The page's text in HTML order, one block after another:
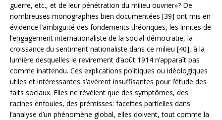
guerre, etc., et de leur pénétration du milieu ouvrier»? De
nombreuses monographies bien documentées [39] ont mis en
évidence l’ambiguïté des fondements théoriques, les limites de
l’engagement internationaliste de la social-démocratie, la
croissance du sentiment nationaliste dans ce milieu [40], à la
lumière desquelles le revirement d’août 1914 n’apparaît pas
comme inattendu. Ces explications politiques ou idéologiques
utiles et intéressantes s’avèrent insuffisantes pour l’étude des
faits sociaux. Elles ne révèlent que des symptômes, des
racines enfouies, des prémisses: facettes partielles dans
l’analyse d’un phénomène global, elles doivent, tout comme la